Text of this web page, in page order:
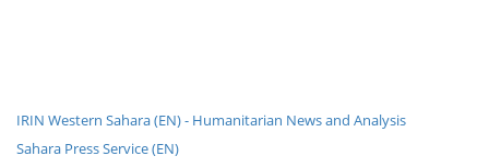
IRIN Western Sahara (EN) - Humanitarian News and Analysis
Sahara Press Service (EN)